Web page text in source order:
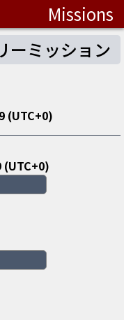
Missions
ーミッション
(UTC+0)
(UTC+0)